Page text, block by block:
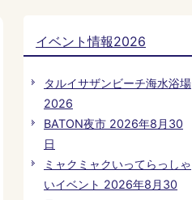
イベント情報2026
タルイサザンビーチ海水浴場
2026
BATON夜市 2026年8月30
日
ミャクミャクいってらっしゃ
いイベント 2026年8月30